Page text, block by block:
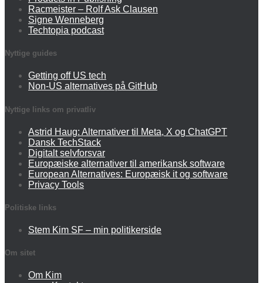
Racmeister – Rolf Ask Clausen
Signe Wenneberg
Techtopia podcast
Nyttige guides
Getting off US tech
Non-US alternatives på GitHub
Nyttige links om privatliv
Astrid Haug: Alternativer til Meta, X og ChatGPT
Dansk TechStack
Digitalt selvforsvar
Europæiske alternativer til amerikansk software
European Alternatives: Europæisk it og software
Privacy Tools
Politiske links
Stem Kim SF – min politikerside
Om sitet
Om Kim